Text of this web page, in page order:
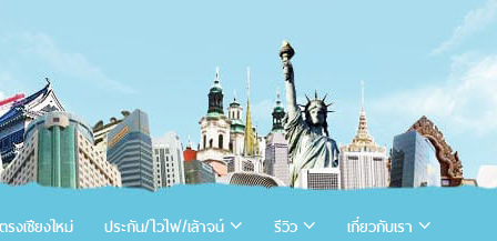
งเชียงใหม่ ประกัน/ไวไฟ/เล้าจน์ รีวิว เกี่ยวกับเรา